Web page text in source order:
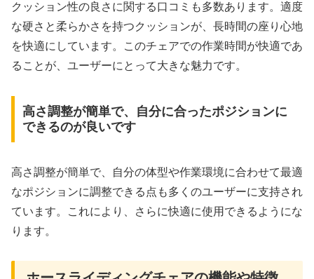
クッション性の良さに関する口コミも多数あります。適度
な硬さと柔らかさを持つクッションが、長時間の座り心地
を快適にしています。このチェアでの作業時間が快適であ
ることが、ユーザーにとって大きな魅力です。
高さ調整が簡単で、自分に合ったポジションに
できるのが良いです
高さ調整が簡単で、自分の体型や作業環境に合わせて最適
なポジションに調整できる点も多くのユーザーに支持され
ています。これにより、さらに快適に使用できるようにな
ります。